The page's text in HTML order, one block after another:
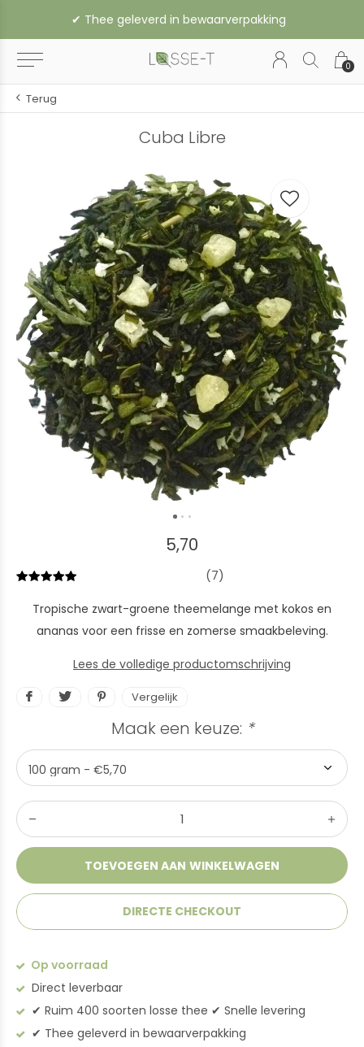
0
✔︎ Thee geleverd in bewaarverpakking
Terug
Cuba Libre
5,70
(7)
Tropische zwart-groene theemelange met kokos en
ananas voor een frisse en zomerse smaakbeleving.
Lees de volledige productomschrijving
Vergelijk
Maak een keuze: *
TOEVOEGEN AAN WINKELWAGEN
DIRECTE CHECKOUT
Op voorraad
Direct leverbaar
✔︎ Ruim 400 soorten losse thee ✔︎ Snelle levering
✔︎ Thee geleverd in bewaarverpakking